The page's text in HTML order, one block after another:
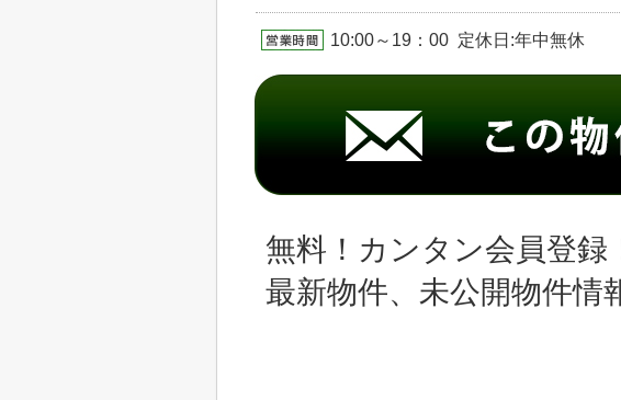
10:00～19：00 定休日:年中無休
無料！カンタン会員登録
最新物件、未公開物件情